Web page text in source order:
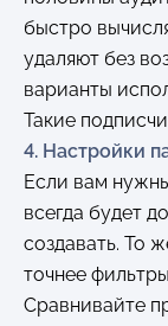
быстро
удаляют без
варианты
Такие
4. Настройки
Если вам
всегда будет
создавать. То
точнее
Сравнивайте